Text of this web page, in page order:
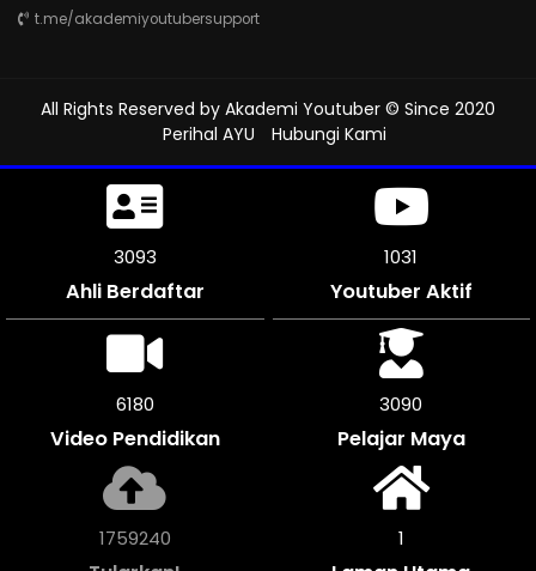
t.me/akademiyoutubersupport
All Rights Reserved by Akademi Youtuber © Since 2020
Perihal AYU
Hubungi Kami
3597
Ahli Berdaftar
1199
Youtuber Aktif
7188
Video Pendidikan
3594
Pelajar Maya
2046184 1